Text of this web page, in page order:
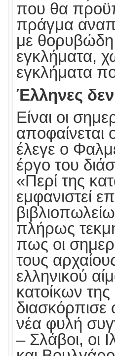
που θα
πράγμα
με θορυβώδη
εγκλήματα,
εγκλήματα
Έλληνες
Είναι οι
έλεγε ο
έργο του
«Περί της
εμφανιστεί
πλήρως
πως οι
τους
ελληνικού
κατοίκων
νέα φυλή
– Σλάβοι, οι